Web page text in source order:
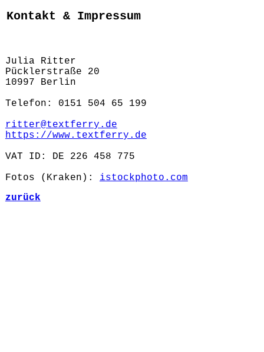
Kontakt & Impressum
Julia Ritter
Pücklerstraße 20
10997 Berlin
Telefon: 0151 504 65 199
ritter@textferry.de
https://www.textferry.de
VAT ID: DE 226 458 775
Fotos (Kraken): istockphoto.com
zurück